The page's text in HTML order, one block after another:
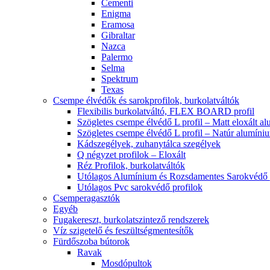
Cementi
Enigma
Eramosa
Gibraltar
Nazca
Palermo
Selma
Spektrum
Texas
Csempe élvédők és sarokprofilok, burkolatváltók
Flexibilis burkolatváltó, FLEX BOARD profil
Szögletes csempe élvédő L profil – Matt eloxált
Szögletes csempe élvédő L profil – Natúr
Kádszegélyek, zuhanytálca szegélyek
Q négyzet profilok – Eloxált
Réz Profilok, burkolatváltók
Utólagos Alumínium és Rozsdamentes
Utólagos Pvc sarokvédő profilok
Csemperagasztók
Egyéb
Fugakereszt, burkolatszintező rendszerek
Víz szigetelő és feszültségmentesítők
Fürdőszoba bútorok
Ravak
Mosdópultok